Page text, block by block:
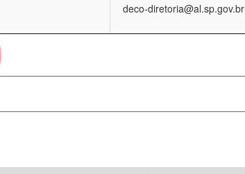
deco-diretoria@al.sp.gov.br